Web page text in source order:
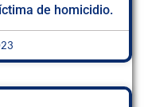
de homicidio.